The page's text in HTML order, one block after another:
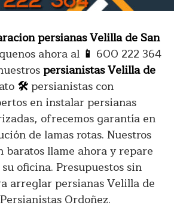
persianas Velilla de San
ahora al 📱 600 222 364
persianistas Velilla de
🛠️persianistas con
en instalar persianas
ofrecemos garantía en
de lamas rotas. Nuestros
baratos llame ahora y repare
oficina. Presupuestos sin
arreglar persianas Velilla de
Ordoñez.